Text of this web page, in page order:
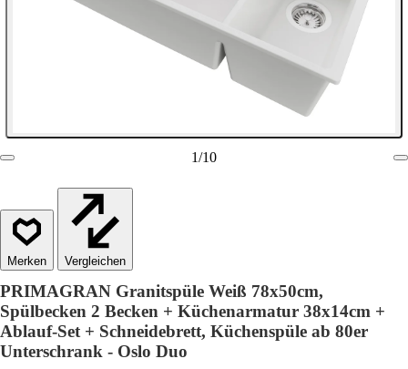
1/10
Vergleichen
PRIMAGRAN Granitspüle Weiß 78x50cm,
Spülbecken 2 Becken + Küchenarmatur 38x14cm +
Ablauf-Set + Schneidebrett, Küchenspüle ab 80er
Unterschrank - Oslo Duo